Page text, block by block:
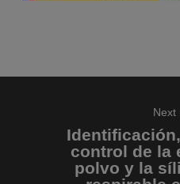
Next
control de la
polvo y la